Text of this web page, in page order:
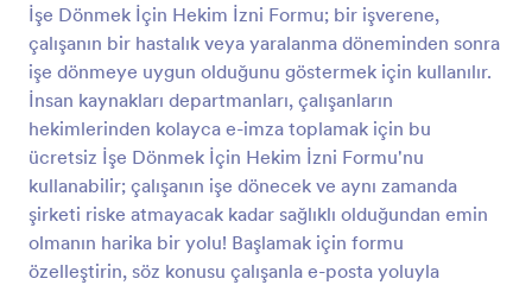
İşe Dönmek İçin Hekim İzni Formu; bir işverene,
çalışanın bir hastalık veya yaralanma döneminden sonra
işe dönmeye uygun olduğunu göstermek için kullanılır.
İnsan kaynakları departmanları, çalışanların
hekimlerinden kolayca e-imza toplamak için bu
ücretsiz İşe Dönmek İçin Hekim İzni Formu'nu
kullanabilir; çalışanın işe dönecek ve aynı zamanda
şirketi riske atmayacak kadar sağlıklı olduğundan emin
olmanın harika bir yolu! Başlamak için formu
özelleştirin, söz konusu çalışanla e-posta yoluyla
özelleştirin, söz konusu çalışanla e-posta yoluyla
paylaşın ve bir telefon veya tablette imzalanması için
doktorlarına sunmalarını sağlayın. Form yanıtları
otomatik olarak Jotform hesabınızla senkronize
edilir; böylece doktorun verdiği izinleri, imzalanıp
gönderilir gönderilmez anında alırsınız. Jotform Form
Oluşturma Aracı ile, İşe Dönmek İçin Hekim İzni
Formu şablonunuzu saniyeler içinde
kişiselleştirebilirsiniz; logonuzu eklemek, ek hüküm
ve koşullar alanı dahil etmek ve arka plan resmini
şirketinize uyacak şekilde değiştirmek için sadece
sürükleyip bırakın! 100'den fazla yardımcı
Önizleme